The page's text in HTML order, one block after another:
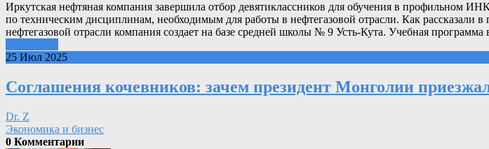
Иркутская нефтяная компания завершила отбор девятиклассников для обучения в профильном
по техническим дисциплинам, необходимым для работы в нефтегазовой отрасли. Как
нефтегазовой отрасли компания создает на базе средней школы № 9 Усть-Кута. Учебная
25 Июл 2025
Соглашения кочевников: зачем президент Монголии
Dr. Z
Экономика и бизнес
0 Комментарии